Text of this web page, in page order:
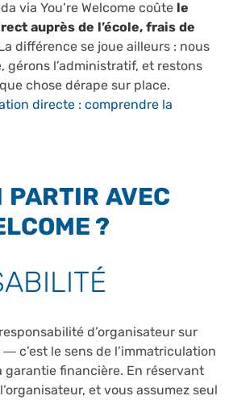
via You’re Welcome coûte le
auprès de l’école, frais de
différence se joue ailleurs : nous
gérons l’administratif, et restons
chose dérape sur place.
directe : comprendre la
PARTIR AVEC
?
d’organisateur sur
— c’est le sens de l’immatriculation
garantie financière. En réservant
et vous assumez seul